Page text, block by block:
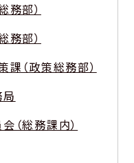
務部）
務部）
課（政策総務部）
（総務課内）